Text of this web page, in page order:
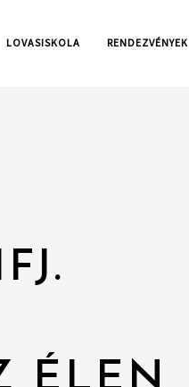
LOVASISKOLA RENDEZVÉNYEK